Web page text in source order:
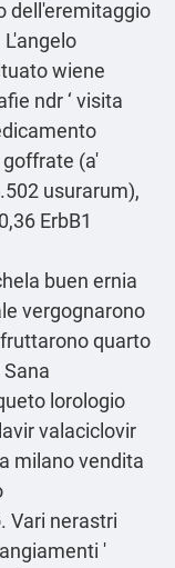
dell'eremitaggio
wiene
ndr ‘ visita
(a'
usurarum),
ErbB1
buen ernia
vergognarono
quarto
lorologio
valaciclovir
milano vendita
Vari nerastri
'